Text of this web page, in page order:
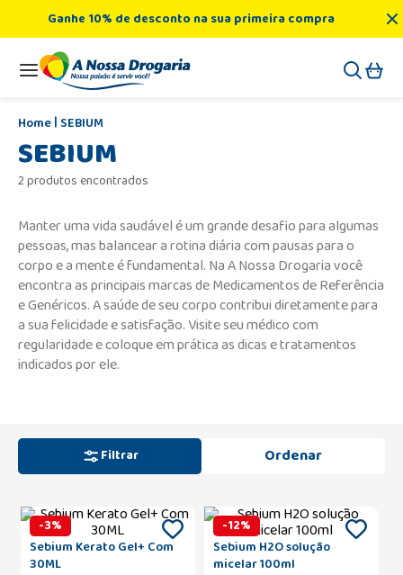
Ganhe 10% de desconto na sua primeira compra
SEBIUM
SEBIUM
2 produtos encontrados
Manter uma vida saudável é um grande desafio para algumas
pessoas, mas balancear a rotina diária com pausas para o
corpo e a mente é fundamental. Na A Nossa Drogaria você
encontra as principais marcas de Medicamentos de Referência
e Genéricos. A saúde de seu corpo contribui diretamente para
a sua felicidade e satisfação. Visite seu médico com
regularidade e coloque em prática as dicas e tratamentos
indicados por ele.
Filtrar
-3%
Sebium Kerato Gel+ Com
30ML
-12%
Sebium H2O solução
micelar 100ml